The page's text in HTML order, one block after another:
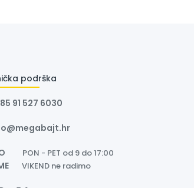
podrška
91 527 6030
PON - PET od 9 do 17:00
VIKEND ne radimo